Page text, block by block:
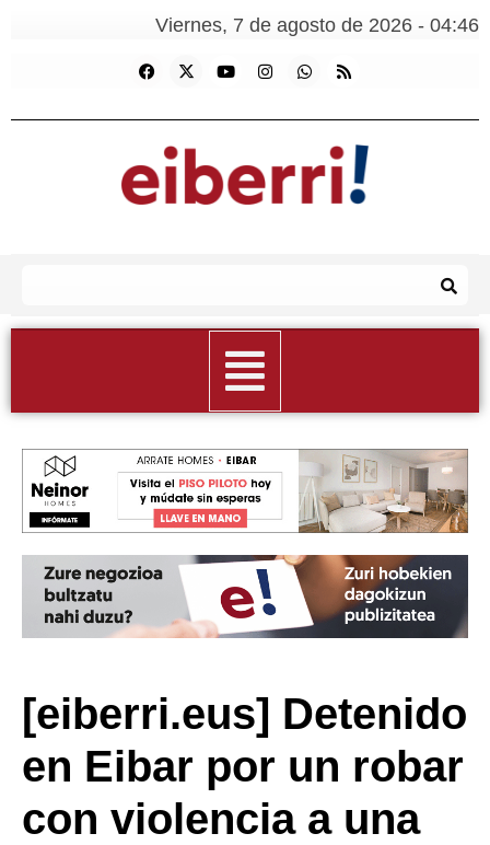
Viernes, 7 de agosto de 2026 - 04:46
[eiberri.eus] Detenido
en Eibar por un robar
con violencia a una